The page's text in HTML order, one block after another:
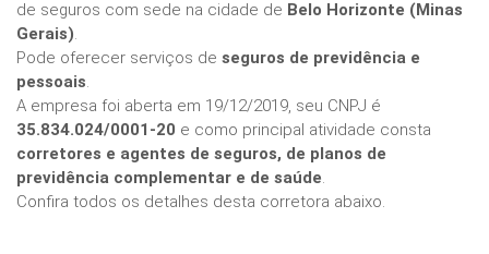
de seguros com sede na cidade de Belo Horizonte (Minas
Gerais).
Pode oferecer serviços de seguros de previdência e
pessoais.
A empresa foi aberta em 19/12/2019, seu CNPJ é
35.834.024/0001-20 e como principal atividade consta
corretores e agentes de seguros, de planos de
previdência complementar e de saúde.
Confira todos os detalhes desta corretora abaixo.